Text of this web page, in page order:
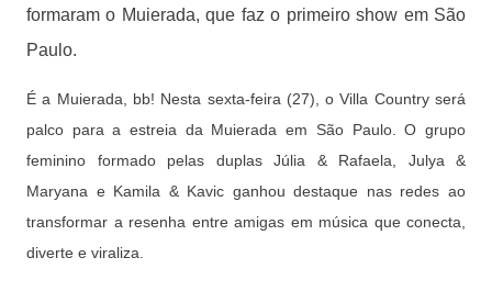
formaram o Muierada, que faz o primeiro show em São
Paulo.
É a Muierada, bb! Nesta sexta-feira (27), o Villa Country será
palco para a estreia da Muierada em São Paulo. O grupo
feminino formado pelas duplas Júlia & Rafaela, Julya &
Maryana e Kamila & Kavic ganhou destaque nas redes ao
transformar a resenha entre amigas em música que conecta,
diverte e viraliza.